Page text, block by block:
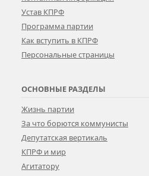
Устав КПРФ
Программа партии
Как вступить в КПРФ
Персональные страницы
ОСНОВНЫЕ РАЗДЕЛЫ
Жизнь партии
За что борются коммунисты
Депутатская вертикаль
КПРФ и мир
Агитатору